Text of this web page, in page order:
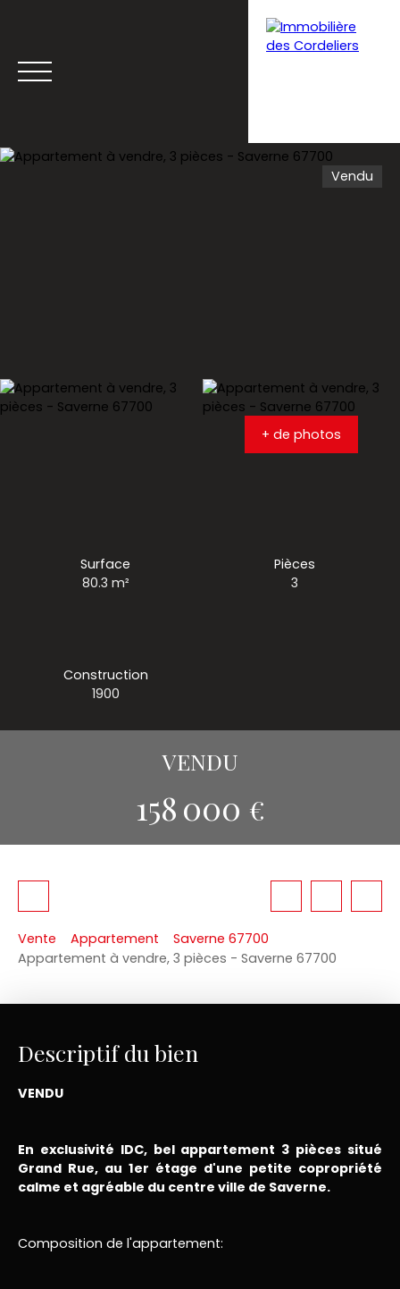
Vendu
+ de photos
Surface
80.3 m²
Pièces
3
Construction
1900
VENDU
158 000 €
Vente Appartement
Saverne 67700
Appartement à vendre, 3 pièces - Saverne 67700
Descriptif du bien
VENDU
En exclusivité IDC, bel appartement 3 pièces situé
Grand Rue, au 1er étage d'une petite copropriété
calme et agréable du centre ville de Saverne.
Composition de l'appartement: